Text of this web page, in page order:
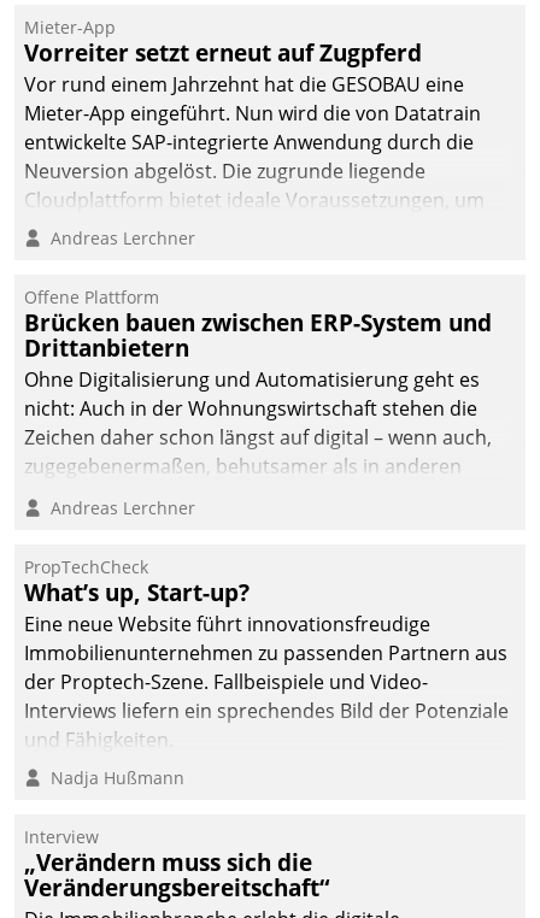
einsehen und ändern
oder
Schadensmeldungen
abgeben – rund um die
Uhr.
Mieter-App
Vorreiter setzt erneut auf Zugpferd
Vor rund einem Jahrzehnt hat die GESOBAU eine
Mieter-App eingeführt. Nun wird die von Datatrain
entwickelte SAP-integrierte Anwendung durch die
Neuversion abgelöst. Die zugrunde liegende
Cloudplattform bietet ideale Voraussetzungen, um
die Funktionalität der App zu erweitern und weitere
integrieren.
Andreas Lerchner
Offene Plattform
Brücken bauen zwischen ERP-System und
Drittanbietern
Ohne Digitalisierung und Automatisierung geht es
nicht: Auch in der Wohnungswirtschaft stehen die
Zeichen daher schon längst auf digital – wenn auch,
zugegebenermaßen, behutsamer als in anderen
Branchen.
Andreas Lerchner
PropTechCheck
What’s up, Start-up?
Eine neue Website führt innovationsfreudige
Immobilienunternehmen zu passenden Partnern aus
der Proptech-Szene. Fallbeispiele und Video-
Interviews liefern ein sprechendes Bild der Potenziale
und Fähigkeiten.
Nadja Hußmann
Interview
„Verändern muss sich die
Veränderungsbereitschaft“